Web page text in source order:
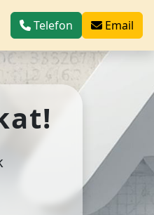
Telefon Email